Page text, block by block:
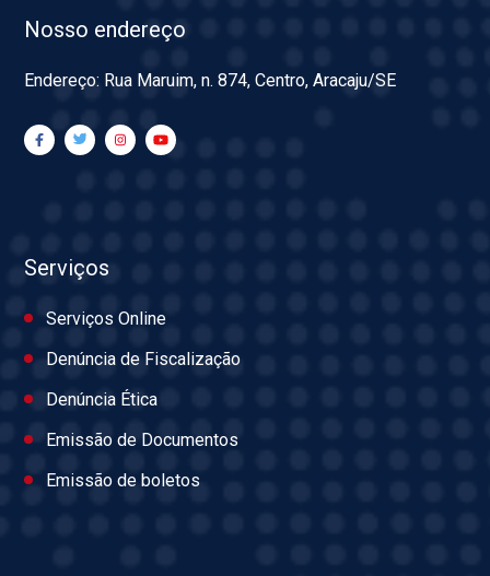
Nosso endereço
Endereço: Rua Maruim, n. 874, Centro, Aracaju/SE
Serviços
Serviços Online
Denúncia de Fiscalização
Denúncia Ética
Emissão de Documentos
Emissão de boletos